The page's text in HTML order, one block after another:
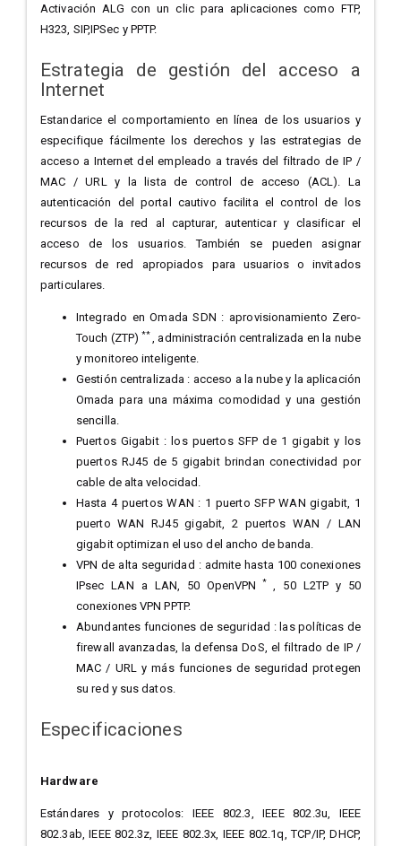
Activación ALG con un clic para aplicaciones como FTP,
H323, SIP,IPSec y PPTP.
Estrategia de gestión del acceso a
Internet
Estandarice el comportamiento en línea de los usuarios y
especifique fácilmente los derechos y las estrategias de
acceso a Internet del empleado a través del filtrado de IP /
MAC / URL y la lista de control de acceso (ACL). La
autenticación del portal cautivo facilita el control de los
recursos de la red al capturar, autenticar y clasificar el
acceso de los usuarios. También se pueden asignar
recursos de red apropiados para usuarios o invitados
particulares.
Integrado en Omada SDN : aprovisionamiento Zero-
Touch (ZTP) **, administración centralizada en la nube
y monitoreo inteligente.
Gestión centralizada : acceso a la nube y la aplicación
Omada para una máxima comodidad y una gestión
sencilla.
Puertos Gigabit : los puertos SFP de 1 gigabit y los
puertos RJ45 de 5 gigabit brindan conectividad por
cable de alta velocidad.
Hasta 4 puertos WAN : 1 puerto SFP WAN gigabit, 1
puerto WAN RJ45 gigabit, 2 puertos WAN / LAN
gigabit optimizan el uso del ancho de banda.
VPN de alta seguridad : admite hasta 100 conexiones
IPsec LAN a LAN, 50 OpenVPN
* , 50 L2TP y 50
conexiones VPN PPTP.
Abundantes funciones de seguridad : las políticas de
firewall avanzadas, la defensa DoS, el filtrado de IP /
MAC / URL y más funciones de seguridad protegen
su red y sus datos.
Especificaciones
Hardware
Estándares y protocolos: IEEE 802.3, IEEE 802.3u, IEEE
802.3ab, IEEE 802.3z, IEEE 802.3x, IEEE 802.1q, TCP/IP, DHCP,